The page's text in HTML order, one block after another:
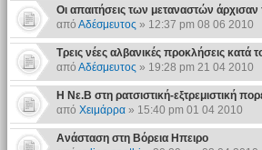
Οι απαιτήσεις των μεταναστών
από Αδέσμευτος » 12:37 pm 08 06 2010
Τρεις νέες αλβανικές προκλήσεις
από Αδέσμευτος » 19:28 pm 21 04 2010
Η Νε.Β στη ρατσιστική-εξτρεμιστική
από Χειμάρρα» 15:40 pm 01 04 2010
Ανάσταση στη Βόρεια Ηπειρο